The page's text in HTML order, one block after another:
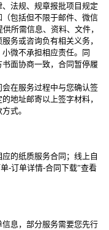
法规、规章报批项目规定
包括但不限于邮件、微信
所需信息、资料、文件，
务或咨询负有相关义务，
微不承担相应责任。同
面协商一致，合同暂停履
在服务过程中与您确认签
地址邮寄以上签字材料，
式。
的纸质服务合同；线上自
-订单详情-合同下载”查看
息，部分服务需要您先行